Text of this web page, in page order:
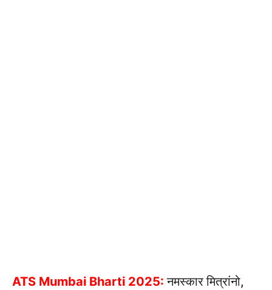
ATS Mumbai Bharti 2025: नमस्कार मित्रांनो,